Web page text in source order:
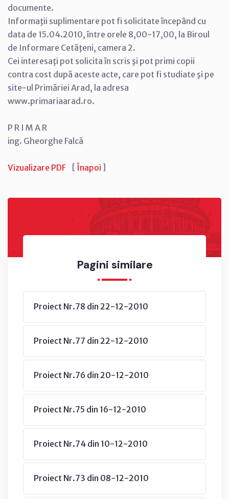
Pagini similare
Proiect Nr.78 din 22-12-2010
Proiect Nr.77 din 22-12-2010
Proiect Nr.76 din 20-12-2010
Proiect Nr.75 din 16-12-2010
Proiect Nr.74 din 10-12-2010
Proiect Nr.73 din 08-12-2010
documente.
Informaţii suplimentare pot fi solicitate începând cu
data de 15.04.2010, între orele 8,00-17,00, la Biroul
de Informare Cetăţeni, camera 2.
Cei interesaţi pot solicita în scris şi pot primi copii
contra cost după aceste acte, care pot fi studiate şi pe
site-ul Primăriei Arad, la adresa
www.primariaarad.ro.
P R I M A R
ing. Gheorghe Falcă
Vizualizare PDF [ Înapoi ]